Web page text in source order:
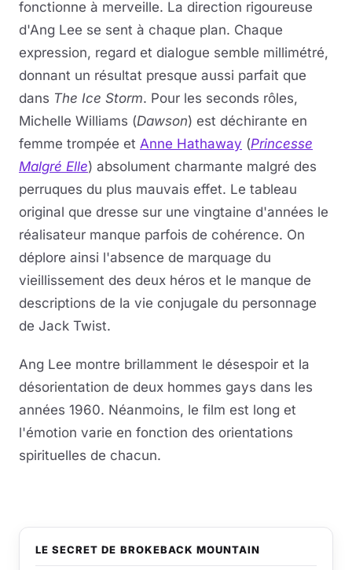
fonctionne à merveille. La direction rigoureuse
d'Ang Lee se sent à chaque plan. Chaque
expression, regard et dialogue semble millimétré,
donnant un résultat presque aussi parfait que
dans The Ice Storm. Pour les seconds rôles,
Michelle Williams (Dawson) est déchirante en
femme trompée et Anne Hathaway (Princesse
Malgré Elle) absolument charmante malgré des
perruques du plus mauvais effet. Le tableau
original que dresse sur une vingtaine d'années le
réalisateur manque parfois de cohérence. On
déplore ainsi l'absence de marquage du
vieillissement des deux héros et le manque de
descriptions de la vie conjugale du personnage
de Jack Twist.
Ang Lee montre brillamment le désespoir et la
désorientation de deux hommes gays dans les
années 1960. Néanmoins, le film est long et
l'émotion varie en fonction des orientations
spirituelles de chacun.
LE SECRET DE BROKEBACK MOUNTAIN